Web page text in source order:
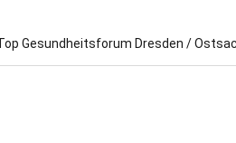
Gesundheitsforum Dresden /